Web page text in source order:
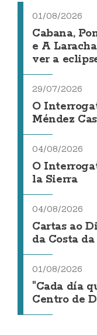
01/08/2026
Cabana,
e A
ver a
29/07/2026
O
Méndez
04/08/2026
O
la Sierra
04/08/2026
Cartas ao
da Costa
01/08/2026
"Cada día
Centro de